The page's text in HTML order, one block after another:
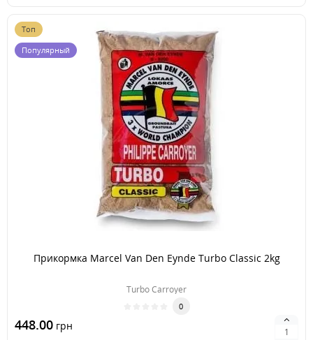
Топ
Популярный
Прикормка Marcel Van Den Eynde Turbo Classic 2kg
Turbo Carroyer
0
448.00 грн